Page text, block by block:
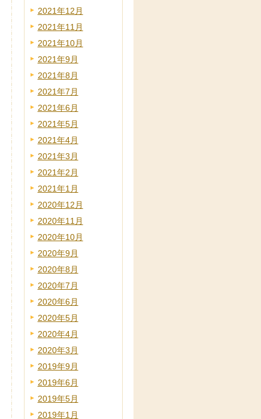
2021年12月
2021年11月
2021年10月
2021年9月
2021年8月
2021年7月
2021年6月
2021年5月
2021年4月
2021年3月
2021年2月
2021年1月
2020年12月
2020年11月
2020年10月
2020年9月
2020年8月
2020年7月
2020年6月
2020年5月
2020年4月
2020年3月
2019年9月
2019年6月
2019年5月
2019年1月